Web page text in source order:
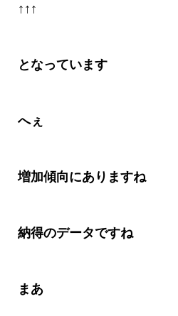
↑↑↑
となっています
へぇ
増加傾向にありますね
納得のデータですね
まあ